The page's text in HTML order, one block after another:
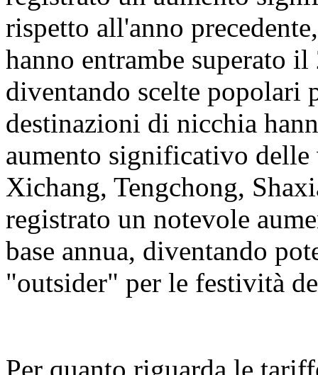
rispetto all'anno
hanno entrambe superato
diventando scelte popolari
destinazioni di nicchia
aumento significativo
Xichang, Tengchong,
registrato un notevole
base annua, diventando
"outsider" per le festività
Per quanto riguarda le